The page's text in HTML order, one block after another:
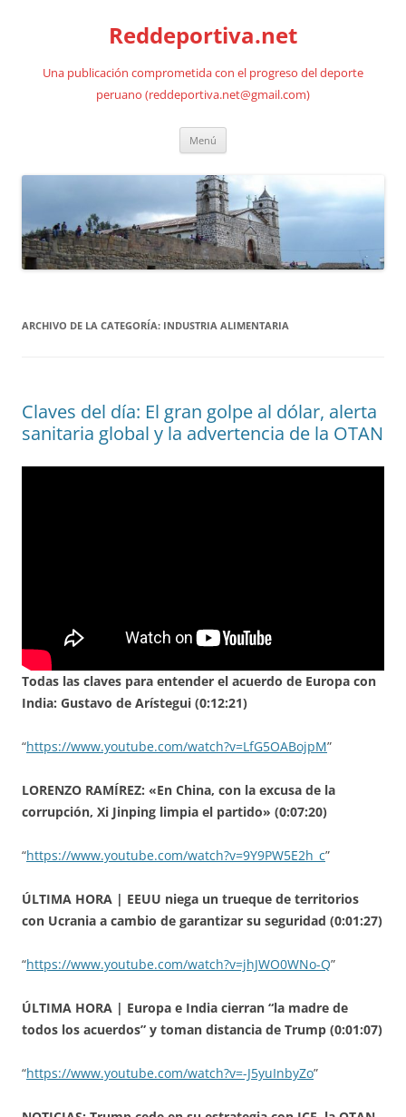
Reddeportiva.net
Una publicación comprometida con el progreso del deporte
peruano (reddeportiva.net@gmail.com)
Menú
ARCHIVO DE LA CATEGORÍA: INDUSTRIA ALIMENTARIA
Claves del día: El gran golpe al dólar, alerta
sanitaria global y la advertencia de la OTAN
Todas las claves para entender el acuerdo de Europa con
India: Gustavo de Arístegui (0:12:21)
“https://www.youtube.com/watch?v=LfG5OABojpM”
LORENZO RAMÍREZ: «En China, con la excusa de la
corrupción, Xi Jinping limpia el partido» (0:07:20)
“https://www.youtube.com/watch?v=9Y9PW5E2h_c”
ÚLTIMA HORA | EEUU niega un trueque de territorios
con Ucrania a cambio de garantizar su seguridad (0:01:27)
“https://www.youtube.com/watch?v=jhJWO0WNo-Q”
ÚLTIMA HORA | Europa e India cierran “la madre de
todos los acuerdos” y toman distancia de Trump (0:01:07)
“https://www.youtube.com/watch?v=-J5yuInbyZo”